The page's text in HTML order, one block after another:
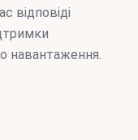
відповіді
навантаження.